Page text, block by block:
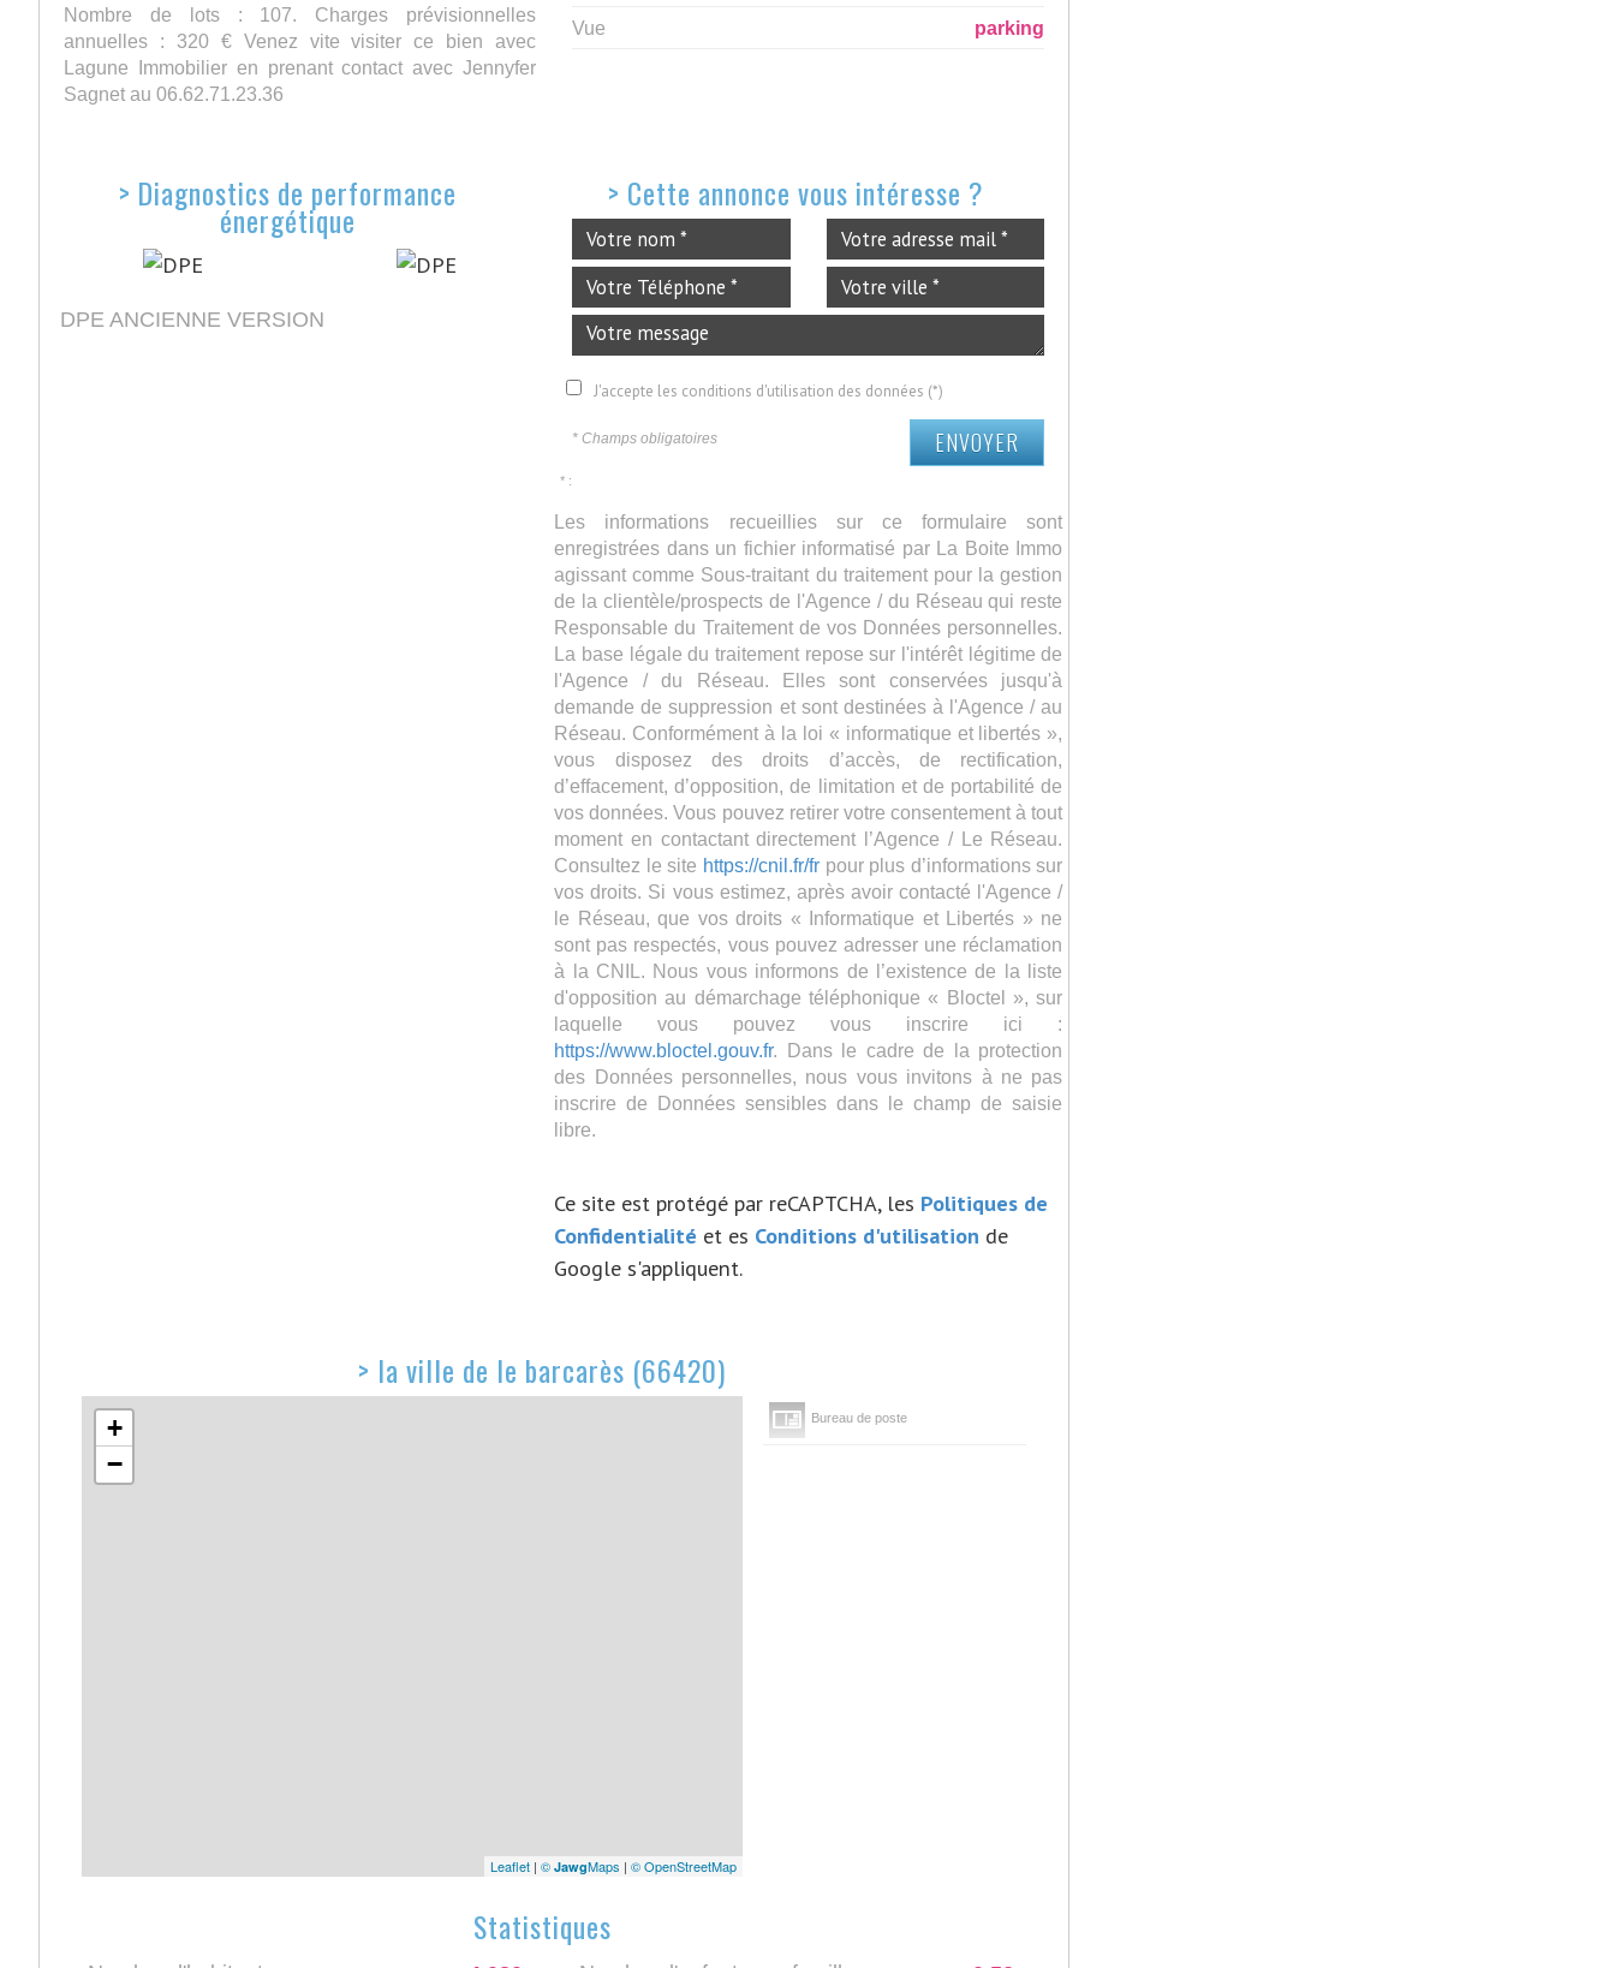
Nombre de lots : 107. Charges prévisionnelles
annuelles : 320 € Venez vite visiter ce bien avec
Lagune Immobilier en prenant contact avec Jennyfer
Sagnet au 06.62.71.23.36
Vue
parking
> Diagnostics de performance
énergétique
DPE ANCIENNE VERSION
> Cette annonce vous intéresse ?
J'accepte les conditions d'utilisation des données (*)
* Champs obligatoires ENVOYER
* :
Les informations recueillies sur ce formulaire sont
enregistrées dans un fichier informatisé par La Boite Immo
agissant comme Sous-traitant du traitement pour la gestion
de la clientèle/prospects de l'Agence / du Réseau qui reste
Responsable du Traitement de vos Données personnelles.
La base légale du traitement repose sur l'intérêt légitime de
l'Agence / du Réseau. Elles sont conservées jusqu'à
demande de suppression et sont destinées à l'Agence / au
Réseau. Conformément à la loi « informatique et libertés »,
vous disposez des droits d’accès, de rectification,
d’effacement, d’opposition, de limitation et de portabilité de
vos données. Vous pouvez retirer votre consentement à tout
moment en contactant directement l’Agence / Le Réseau.
Consultez le site https://cnil.fr/frpour plus d’informations sur
vos droits. Si vous estimez, après avoir contacté l'Agence /
le Réseau, que vos droits « Informatique et Libertés » ne
sont pas respectés, vous pouvez adresser une réclamation
à la CNIL. Nous vous informons de l’existence de la liste
d'opposition au démarchage téléphonique « Bloctel », sur
laquelle vous pouvez vous inscrire ici :
https://www.bloctel.gouv.fr. Dans le cadre de la protection
des Données personnelles, nous vous invitons à ne pas
inscrire de Données sensibles dans le champ de saisie
libre.
Ce site est protégé par reCAPTCHA, les Politiques de
Confidentialité et es Conditions d'utilisation de
Google s'appliquent.
> la ville de le barcarès (66420)
+
−
Leaflet |©JawgMaps |© OpenStreetMap
Bureau de poste
Statistiques